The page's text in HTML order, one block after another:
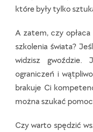
które były tylko
A zatem, czy
szkolenia świata?
widzisz gwoździe.
ograniczeń i
brakuje Ci
można szukać
Czy warto spędzić